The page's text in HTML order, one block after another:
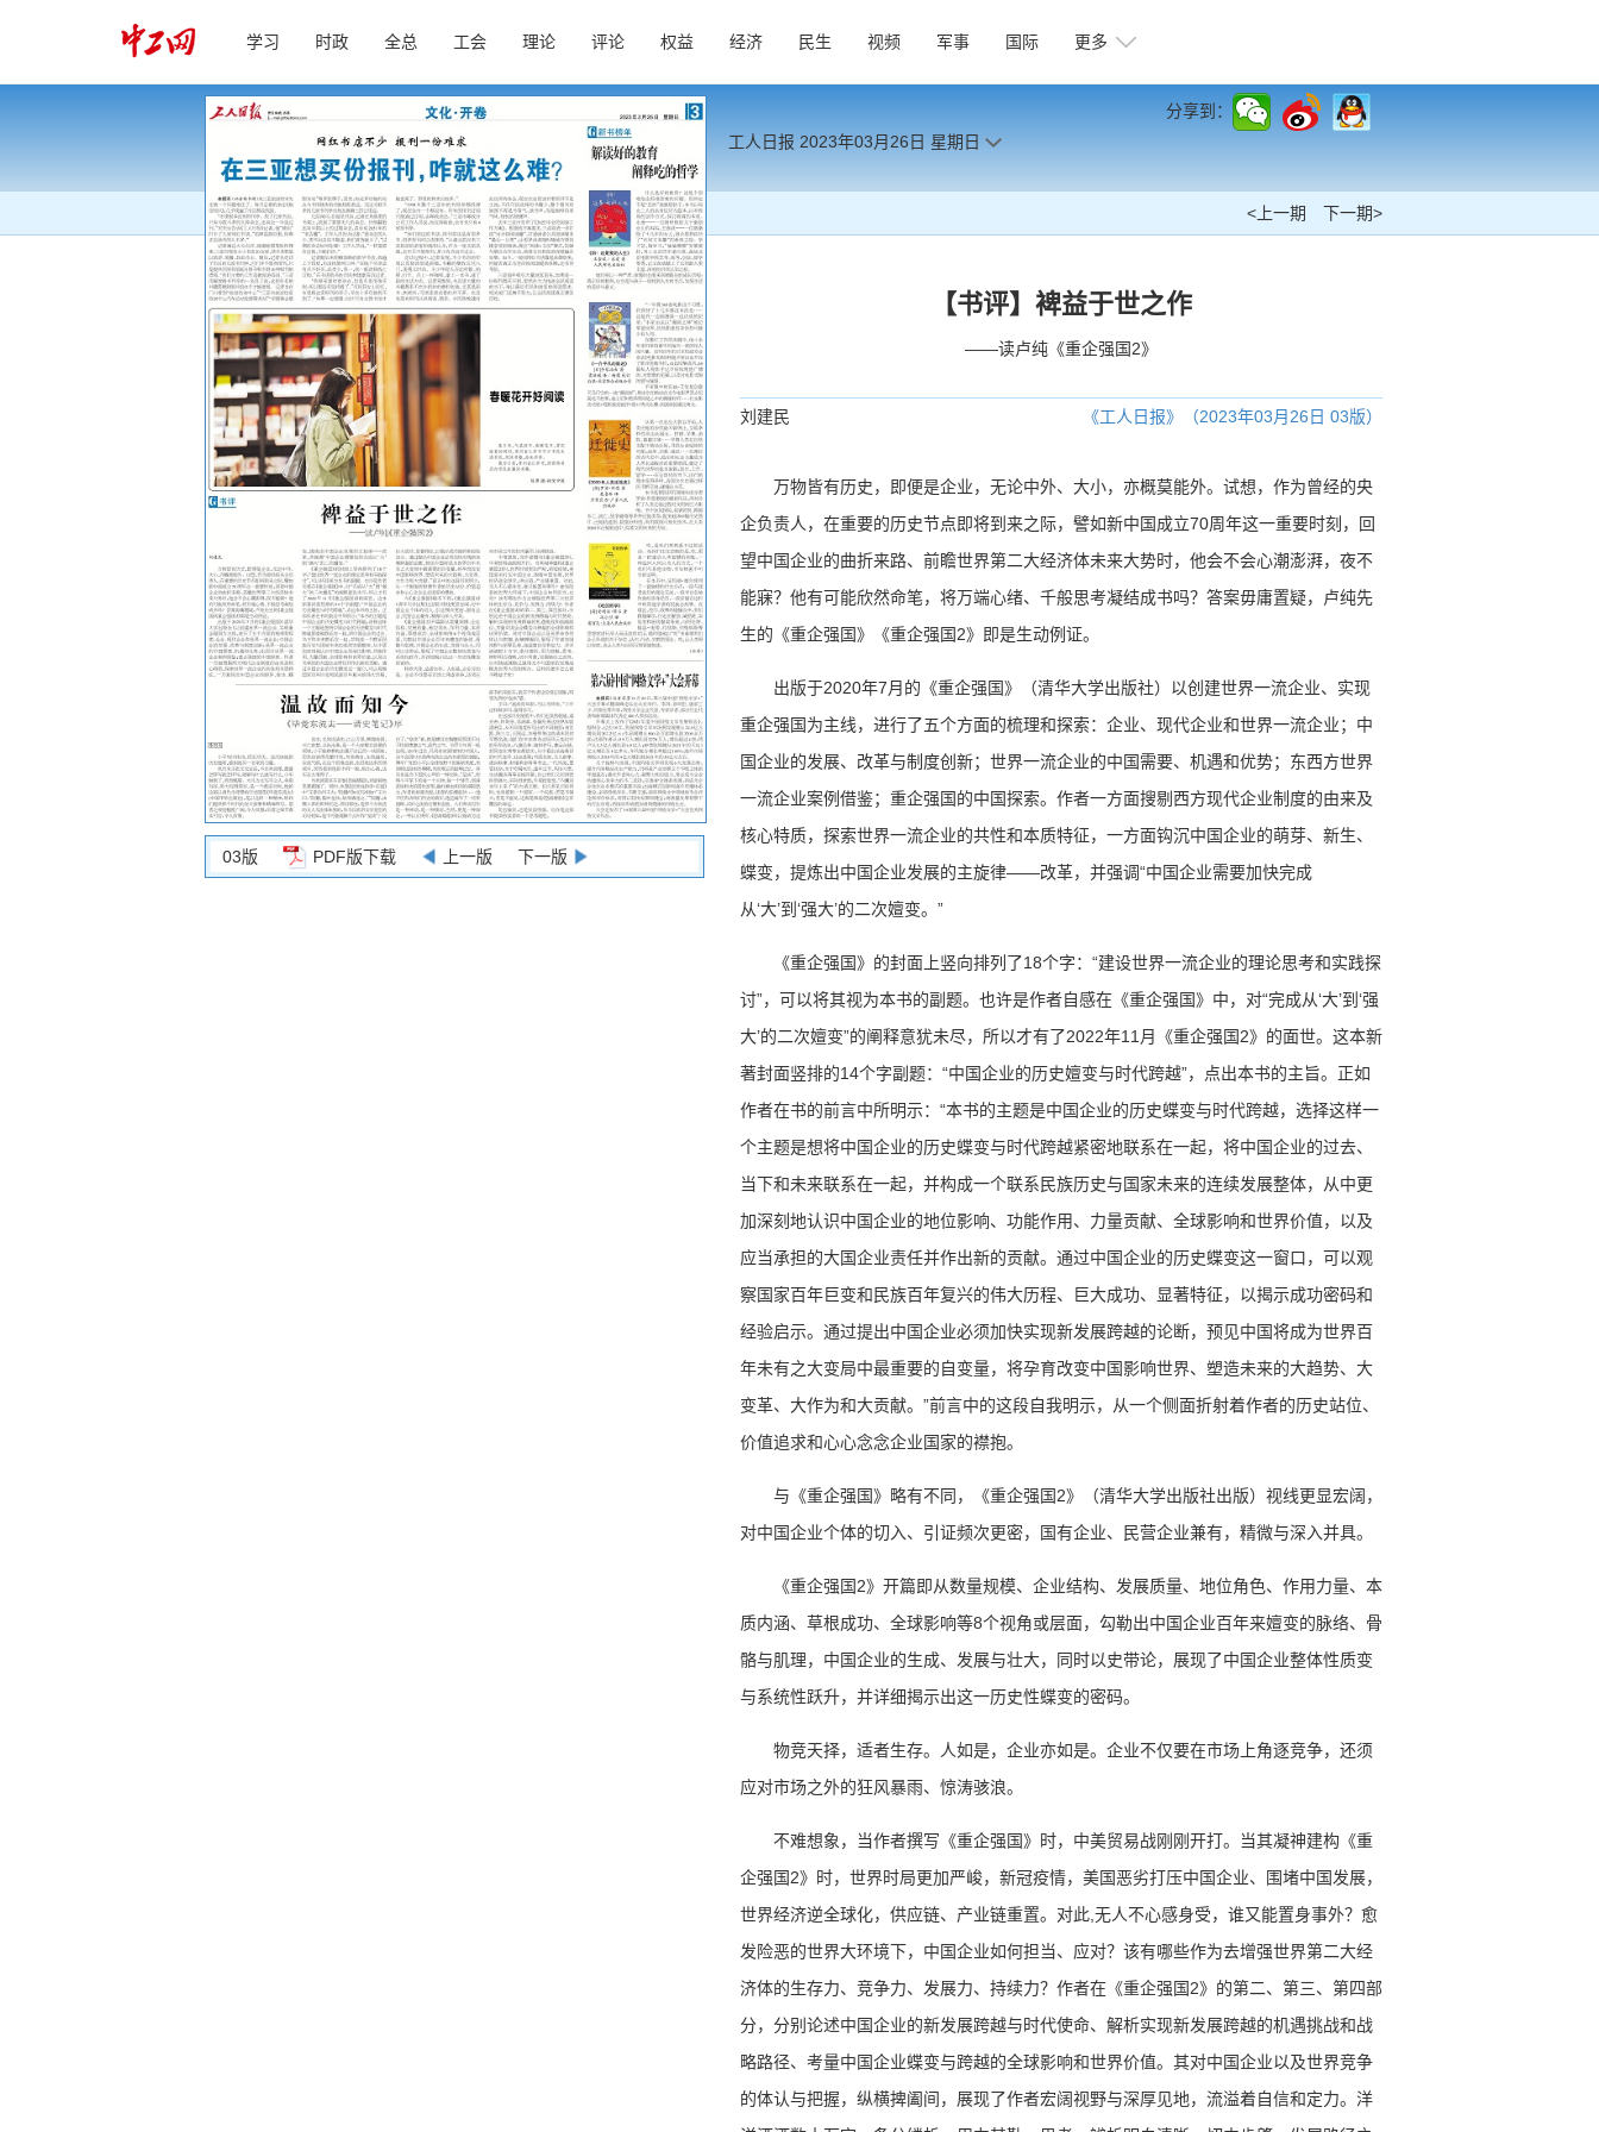
学习 时政 全总 工会 理论 评论 权益 经济 民生 视频 军事 国际 更多
分享到：
工人日报 2023年03月26日 星期日
<上一期 下一期>
03版 PDF版下载 上一版 下一版
【书评】裨益于世之作
——读卢纯《重企强国2》
刘建民 《工人日报》（2023年03月26日 03版）
万物皆有历史，即便是企业，无论中外、大小，亦概莫能外。试想，作为曾经的央
企负责人，在重要的历史节点即将到来之际，譬如新中国成立70周年这一重要时刻，回
望中国企业的曲折来路、前瞻世界第二大经济体未来大势时，他会不会心潮澎湃，夜不
能寐？他有可能欣然命笔，将万端心绪、千般思考凝结成书吗？答案毋庸置疑，卢纯先
生的《重企强国》《重企强国2》即是生动例证。
出版于2020年7月的《重企强国》（清华大学出版社）以创建世界一流企业、实现
重企强国为主线，进行了五个方面的梳理和探索：企业、现代企业和世界一流企业；中
国企业的发展、改革与制度创新；世界一流企业的中国需要、机遇和优势；东西方世界
一流企业案例借鉴；重企强国的中国探索。作者一方面搜剔西方现代企业制度的由来及
核心特质，探索世界一流企业的共性和本质特征，一方面钩沉中国企业的萌芽、新生、
蝶变，提炼出中国企业发展的主旋律——改革，并强调“中国企业需要加快完成
从‘大’到‘强大’的二次嬗变。”
《重企强国》的封面上竖向排列了18个字：“建设世界一流企业的理论思考和实践探
讨”，可以将其视为本书的副题。也许是作者自感在《重企强国》中，对“完成从‘大’到‘强
大’的二次嬗变”的阐释意犹未尽，所以才有了2022年11月《重企强国2》的面世。这本新
著封面竖排的14个字副题：“中国企业的历史嬗变与时代跨越”，点出本书的主旨。正如
作者在书的前言中所明示：“本书的主题是中国企业的历史蝶变与时代跨越，选择这样一
个主题是想将中国企业的历史蝶变与时代跨越紧密地联系在一起，将中国企业的过去、
当下和未来联系在一起，并构成一个联系民族历史与国家未来的连续发展整体，从中更
加深刻地认识中国企业的地位影响、功能作用、力量贡献、全球影响和世界价值，以及
应当承担的大国企业责任并作出新的贡献。通过中国企业的历史蝶变这一窗口，可以观
察国家百年巨变和民族百年复兴的伟大历程、巨大成功、显著特征，以揭示成功密码和
经验启示。通过提出中国企业必须加快实现新发展跨越的论断，预见中国将成为世界百
年未有之大变局中最重要的自变量，将孕育改变中国影响世界、塑造未来的大趋势、大
变革、大作为和大贡献。”前言中的这段自我明示，从一个侧面折射着作者的历史站位、
价值追求和心心念念企业国家的襟抱。
与《重企强国》略有不同，《重企强国2》（清华大学出版社出版）视线更显宏阔，
对中国企业个体的切入、引证频次更密，国有企业、民营企业兼有，精微与深入并具。
《重企强国2》开篇即从数量规模、企业结构、发展质量、地位角色、作用力量、本
质内涵、草根成功、全球影响等8个视角或层面，勾勒出中国企业百年来嬗变的脉络、骨
骼与肌理，中国企业的生成、发展与壮大，同时以史带论，展现了中国企业整体性质变
与系统性跃升，并详细揭示出这一历史性蝶变的密码。
物竞天择，适者生存。人如是，企业亦如是。企业不仅要在市场上角逐竞争，还须
应对市场之外的狂风暴雨、惊涛骇浪。
不难想象，当作者撰写《重企强国》时，中美贸易战刚刚开打。当其凝神建构《重
企强国2》时，世界时局更加严峻，新冠疫情，美国恶劣打压中国企业、围堵中国发展，
世界经济逆全球化，供应链、产业链重置。对此,无人不心感身受，谁又能置身事外？愈
发险恶的世界大环境下，中国企业如何担当、应对？该有哪些作为去增强世界第二大经
济体的生存力、竞争力、发展力、持续力？作者在《重企强国2》的第二、第三、第四部
分，分别论述中国企业的新发展跨越与时代使命、解析实现新发展跨越的机遇挑战和战
略路径、考量中国企业蝶变与跨越的全球影响和世界价值。其对中国企业以及世界竞争
的体认与把握，纵横捭阖间，展现了作者宏阔视野与深厚见地，流溢着自信和定力。洋